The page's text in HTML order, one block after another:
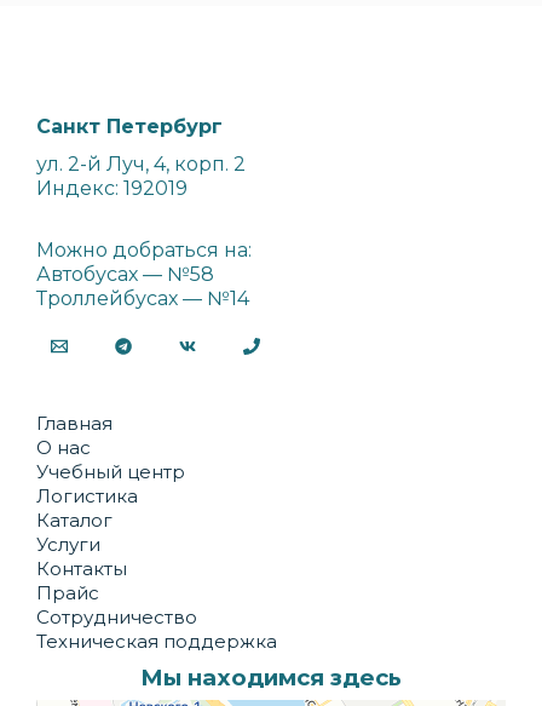
Санкт Петербург
ул. 2-й Луч, 4, корп. 2
Индекс: 192019
Можно добраться на:
Автобусах — №58
Троллейбусах — №14
Главная
О нас
Учебный центр
Логистика
Каталог
Услуги
Контакты
Прайс
Сотрудничество
Техническая поддержка
Мы находимся здесь